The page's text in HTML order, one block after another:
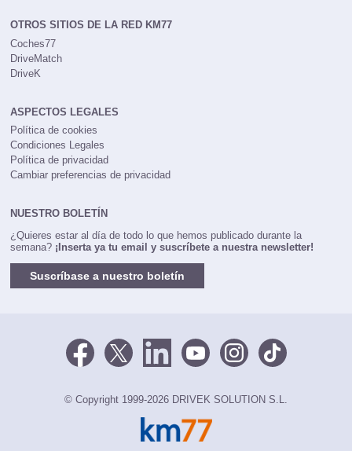
OTROS SITIOS DE LA RED KM77
Coches77
DriveMatch
DriveK
ASPECTOS LEGALES
Política de cookies
Condiciones Legales
Política de privacidad
Cambiar preferencias de privacidad
NUESTRO BOLETÍN
¿Quieres estar al día de todo lo que hemos publicado durante la
semana? ¡Inserta ya tu email y suscríbete a nuestra newsletter!
Suscríbase a nuestro boletín
© Copyright 1999-2026 DRIVEK SOLUTION S.L.